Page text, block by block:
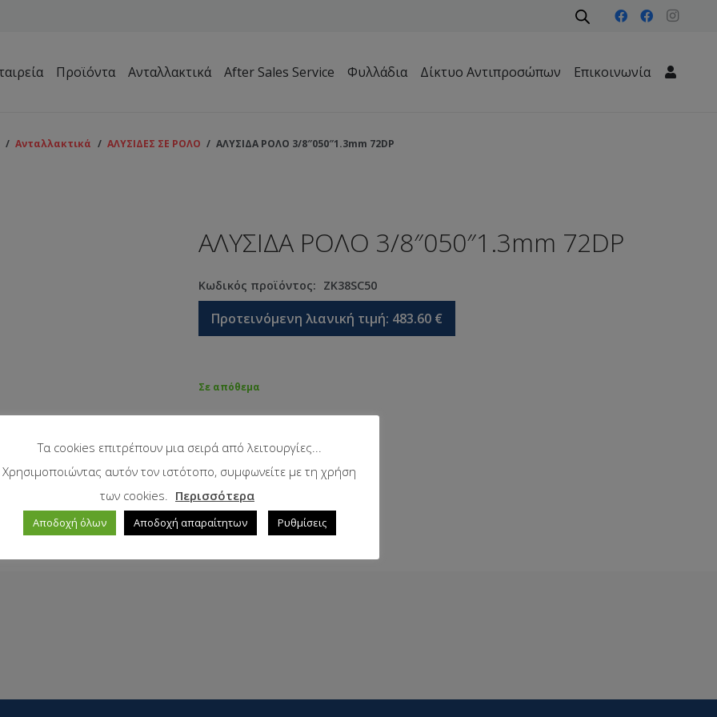
Προϊόντα Ανταλλακτικά After Sales Service Φυλλάδια Δίκτυο Αντιπροσώπων Επικοινωνία
/ Ανταλλακτικά / ΑΛΥΣΙΔΕΣ ΣΕ ΡΟΛΟ / ΑΛΥΣΙΔΑ ΡΟΛΟ 3/8″050″1.3mm 72DP
ΑΛΥΣΙΔΑ ΡΟΛΟ 3/8″050″1.3mm 72DP
Κωδικός προϊόντος: ZK38SC50
Προτεινόμενη λιανική τιμή: 483.60 €
Σε απόθεμα
Τα cookies επιτρέπουν μια σειρά από λειτουργίες...
Χρησιμοποιώντας αυτόν τον ιστότοπο, συμφωνείτε με τη χρήση
των cookies. Περισσότερα
Αποδοχή όλων Αποδοχή απαραίτητων Ρυθμίσεις